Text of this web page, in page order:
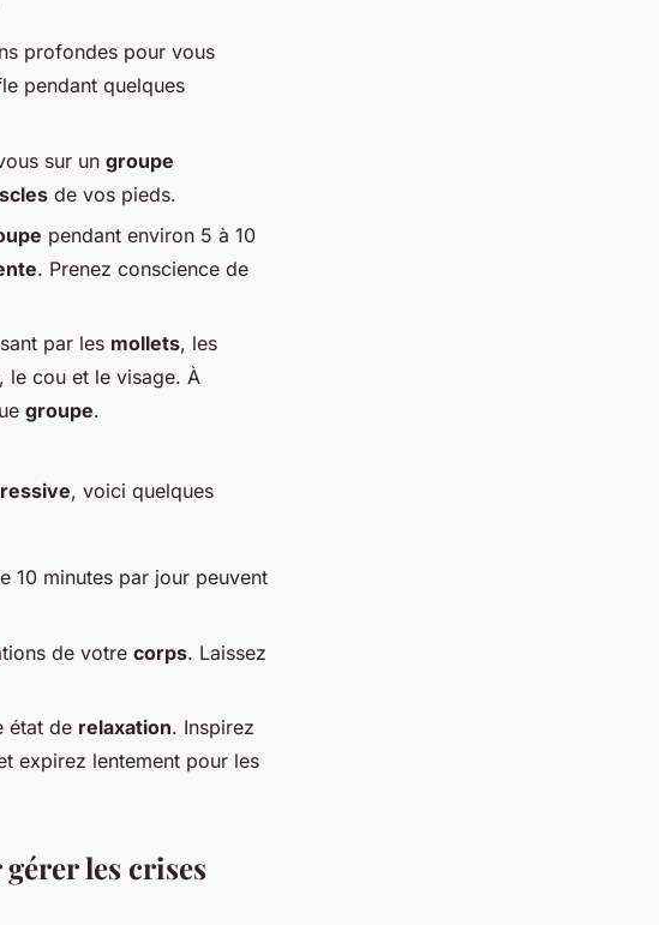
profondes pour vous
pendant quelques
sur un groupe
de vos pieds.
pendant environ 5 à 10
. Prenez conscience de
par les mollets, les
le cou et le visage. À
groupe.
, voici quelques
10 minutes par jour peuvent
de votre corps. Laissez
état de relaxation. Inspirez
expirez lentement pour les
les crises